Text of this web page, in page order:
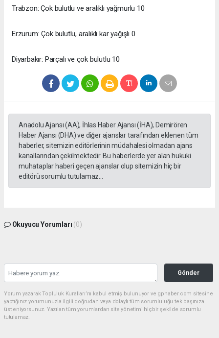
Trabzon: Çok bulutlu ve aralıklı yağmurlu 10
Erzurum: Çok bulutlu, aralıklı kar yağışlı 0
Diyarbakır: Parçalı ve çok bulutlu 10
Anadolu Ajansı (AA), İhlas Haber Ajansı (İHA), Demirören
Haber Ajansı (DHA) ve diğer ajanslar tarafından eklenen tüm
haberler, sitemizin editörlerinin müdahalesi olmadan ajans
kanallarından çekilmektedir. Bu haberlerde yer alan hukuki
muhataplar haberi geçen ajanslar olup sitemizin hiç bir
editörü sorumlu tutulamaz...
Okuyucu Yorumları (0)
Gönder
Yorum yazarak Topluluk Kuralları’nı kabul etmiş bulunuyor ve gphaber.com sitesine
yaptığınız yorumunuzla ilgili doğrudan veya dolaylı tüm sorumluluğu tek başınıza
üstleniyorsunuz. Yazılan tüm yorumlardan site yönetimi hiçbir şekilde sorumlu
tutulamaz.